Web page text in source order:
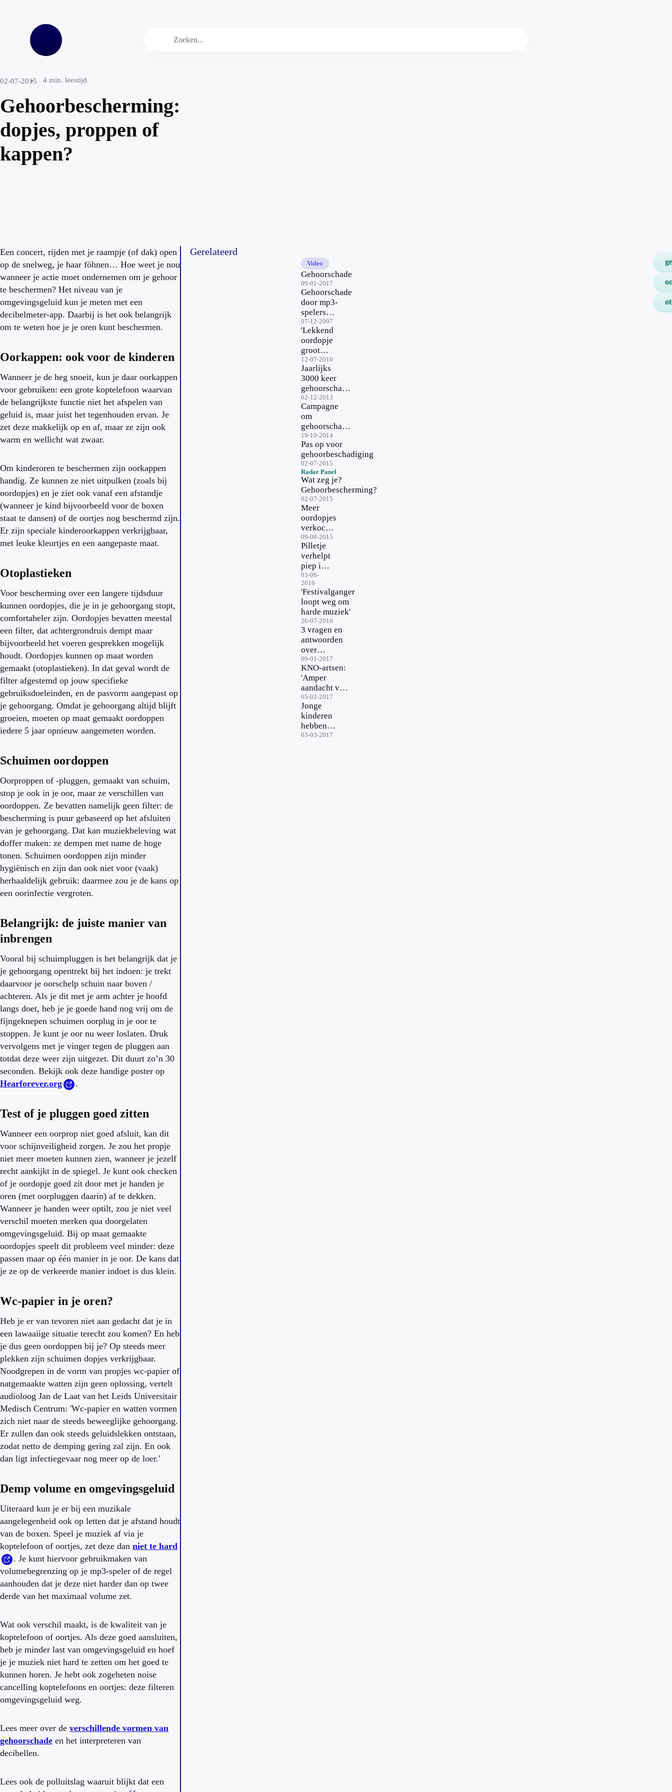
02-07-2015 4 min. leestijd
Gehoorbescherming:
dopjes, proppen of
kappen?
Een concert, rijden met je raampje (of dak) open
op de snelweg, je haar föhnen… Hoe weet je nou
wanneer je actie moet ondernemen om je gehoor
te beschermen? Het niveau van je
omgevingsgeluid kun je meten met een
decibelmeter-app. Daarbij is het ook belangrijk
om te weten hoe je je oren kunt beschermen.
Oorkappen: ook voor de kinderen
Wanneer je de heg snoeit, kun je daar oorkappen
voor gebruiken: een grote koptelefoon waarvan
de belangrijkste functie niet het afspelen van
geluid is, maar juist het tegenhouden ervan. Je
zet deze makkelijk op en af, maar ze zijn ook
warm en wellicht wat zwaar.
Om kinderoren te beschermen zijn oorkappen
handig. Ze kunnen ze niet uitpulken (zoals bij
oordopjes) en je ziet ook vanaf een afstandje
(wanneer je kind bijvoorbeeld voor de boxen
staat te dansen) of de oortjes nog beschermd zijn.
Er zijn speciale kinderoorkappen verkrijgbaar,
met leuke kleurtjes en een aangepaste maat.
Otoplastieken
Voor bescherming over een langere tijdsduur
kunnen oordopjes, die je in je gehoorgang stopt,
comfortabeler zijn. Oordopjes bevatten meestal
een filter, dat achtergrondruis dempt maar
bijvoorbeeld het voeren gesprekken mogelijk
houdt. Oordopjes kunnen op maat worden
gemaakt (otoplastieken). In dat geval wordt de
filter afgestemd op jouw specifieke
gebruiksdoeleinden, en de pasvorm aangepast op
je gehoorgang. Omdat je gehoorgang altijd blijft
groeien, moeten op maat gemaakt oordoppen
iedere 5 jaar opnieuw aangemeten worden.
Schuimen oordoppen
Oorproppen of -pluggen, gemaakt van schuim,
stop je ook in je oor, maar ze verschillen van
oordoppen. Ze bevatten namelijk geen filter: de
bescherming is puur gebaseerd op het afsluiten
van je gehoorgang. Dat kan muziekbeleving wat
doffer maken: ze dempen met name de hoge
tonen. Schuimen oordoppen zijn minder
hygiënisch en zijn dan ook niet voor (vaak)
herhaaldelijk gebruik: daarmee zou je de kans op
een oorinfectie vergroten.
Belangrijk: de juiste manier van
inbrengen
Vooral bij schuimpluggen is het belangrijk dat je
je gehoorgang opentrekt bij het indoen: je trekt
daarvoor je oorschelp schuin naar boven /
achteren. Als je dit met je arm achter je hoofd
langs doet, heb je je goede hand nog vrij om de
fijngeknepen schuimen oorplug in je oor te
stoppen. Je kunt je oor nu weer loslaten. Druk
vervolgens met je vinger tegen de pluggen aan
totdat deze weer zijn uitgezet. Dit duurt zo’n 30
seconden. Bekijk ook deze handige poster op
Hearforever.org
.
Test of je pluggen goed zitten
Wanneer een oorprop niet goed afsluit, kan dit
voor schijnveiligheid zorgen. Je zou het propje
niet meer moeten kunnen zien, wanneer je jezelf
recht aankijkt in de spiegel. Je kunt ook checken
of je oordopje goed zit door met je handen je
oren (met oorpluggen daarin) af te dekken.
Wanneer je handen weer optilt, zou je niet veel
verschil moeten merken qua doorgelaten
omgevingsgeluid. Bij op maat gemaakte
oordopjes speelt dit probleem veel minder: deze
passen maar op één manier in je oor. De kans dat
je ze op de verkeerde manier indoet is dus klein.
Wc-papier in je oren?
Heb je er van tevoren niet aan gedacht dat je in
een lawaaiige situatie terecht zou komen? En heb
je dus geen oordoppen bij je? Op steeds meer
plekken zijn schuimen dopjes verkrijgbaar.
Noodgrepen in de vorm van propjes wc-papier of
natgemaakte watten zijn geen oplossing, vertelt
audioloog Jan de Laat van het Leids Universitair
Medisch Centrum: 'Wc-papier en watten vormen
zich niet naar de steeds beweeglijke gehoorgang.
Er zullen dan ook steeds geluidslekken ontstaan,
zodat netto de demping gering zal zijn. En ook
dan ligt infectiegevaar nog meer op de loer.'
Demp volume en omgevingsgeluid
Uiteraard kun je er bij een muzikale
aangelegenheid ook op letten dat je afstand houdt
van de boxen. Speel je muziek af via je
koptelefoon of oortjes, zet deze dan niet te hard
. Je kunt hiervoor gebruikmaken van
volumebegrenzing op je mp3-speler of de regel
aanhouden dat je deze niet harder dan op twee
derde van het maximaal volume zet.
Wat ook verschil maakt, is de kwaliteit van je
koptelefoon of oortjes. Als deze goed aansluiten,
heb je minder last van omgevingsgeluid en hoef
je je muziek niet hard te zetten om het goed te
kunnen horen. Je hebt ook zogeheten noise
cancelling koptelefoons en oortjes: deze filteren
omgevingsgeluid weg.
Lees meer over de verschillende vormen van
gehoorschade en het interpreteren van
decibellen.
Lees ook de polluitslag waaruit blijkt dat een
Gerelateerd
Video
Gehoorschade
09-01-2017
Gehoorschade
door mp3-
spelers
aangepakt
07-12-2007
'Lekkend
oordopje
groot
risico
voor
gehoor'
12-07-2010
Jaarlijks
3000 keer
gehoorschade
door werk
02-12-2013
Campagne
om
gehoorschade
te voorkomen
19-10-2014
Pas op voor
gehoorbeschadiging
02-07-2015
Radar Panel
Wat zeg je?
Gehoorbescherming?
02-07-2015
Meer
oordopjes
verkocht
onder
jongeren
09-08-2015
Pilletje
verhelpt
piep in
oor
03-06-
2016
'Festivalganger
loopt weg om
harde muziek'
26-07-2016
3 vragen en
antwoorden
over
oordoppen
09-01-2017
KNO-artsen:
'Amper
aandacht voor
gehoorschade'
05-02-2017
Jonge
kinderen
hebben
steeds vaker
03-03-2017